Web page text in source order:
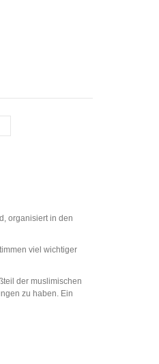
organisiert in den
viel wichtiger
der muslimischen
zu haben. Ein